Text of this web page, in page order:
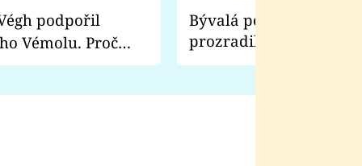
Vémolu. Proč
zápasit s ním než
Bývalá pornoherečka
prozradila, co ji
natáčení Euforie.